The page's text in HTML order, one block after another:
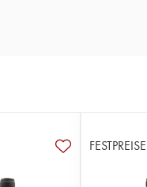
FESTPREISE